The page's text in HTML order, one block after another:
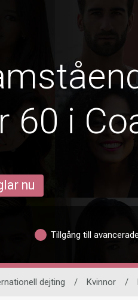
60 i
nu
Tillgång till
dejting / Kvinnor /